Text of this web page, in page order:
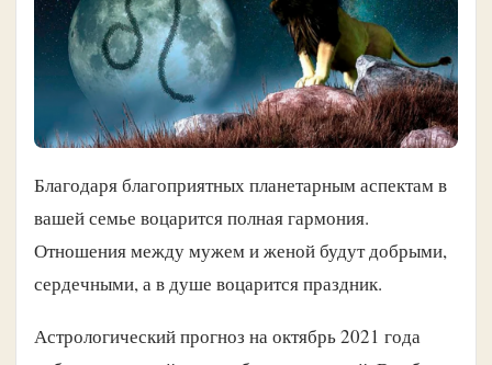
Благодаря благоприятных планетарным аспектам в
вашей семье воцарится полная гармония.
Отношения между мужем и женой будут добрыми,
сердечными, а в душе воцарится праздник.
Астрологический прогноз на октябрь 2021 года